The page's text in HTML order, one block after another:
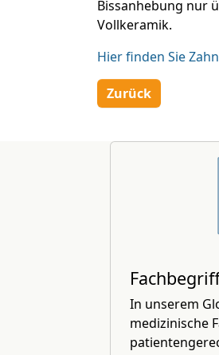
Bissanhebung nur
Vollkeramik.
Hier finden Sie
Zurück
In unserem
medizinische